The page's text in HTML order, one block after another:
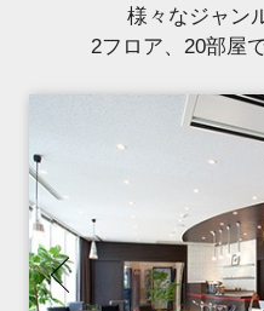
様々なジャン
2フロア、20部屋